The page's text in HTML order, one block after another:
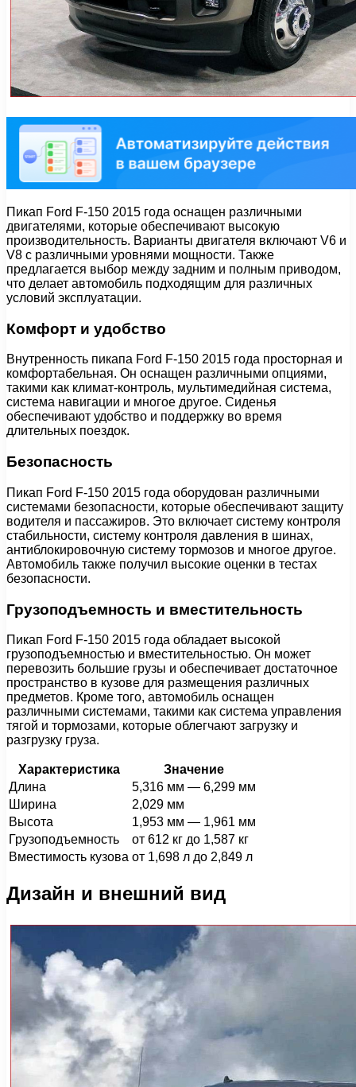
Пикап Ford F-150 2015 года оснащен различными
двигателями, которые обеспечивают высокую
производительность. Варианты двигателя включают V6 и
V8 с различными уровнями мощности. Также
предлагается выбор между задним и полным приводом,
что делает автомобиль подходящим для различных
условий эксплуатации.
Комфорт и удобство
Внутренность пикапа Ford F-150 2015 года просторная и
комфортабельная. Он оснащен различными опциями,
такими как климат-контроль, мультимедийная система,
система навигации и многое другое. Сиденья
обеспечивают удобство и поддержку во время
длительных поездок.
Безопасность
Пикап Ford F-150 2015 года оборудован различными
системами безопасности, которые обеспечивают защиту
водителя и пассажиров. Это включает систему контроля
стабильности, систему контроля давления в шинах,
антиблокировочную систему тормозов и многое другое.
Автомобиль также получил высокие оценки в тестах
безопасности.
Грузоподъемность и вместительность
Пикап Ford F-150 2015 года обладает высокой
грузоподъемностью и вместительностью. Он может
перевозить большие грузы и обеспечивает достаточное
пространство в кузове для размещения различных
предметов. Кроме того, автомобиль оснащен
различными системами, такими как система управления
тягой и тормозами, которые облегчают загрузку и
разгрузку груза.
Характеристика
Значение
Длина
5,316 мм — 6,299 мм
Ширина
2,029 мм
Высота
1,953 мм — 1,961 мм
Грузоподъемность
от 612 кг до 1,587 кг
Вместимость кузова от 1,698 л до 2,849 л
Дизайн и внешний вид